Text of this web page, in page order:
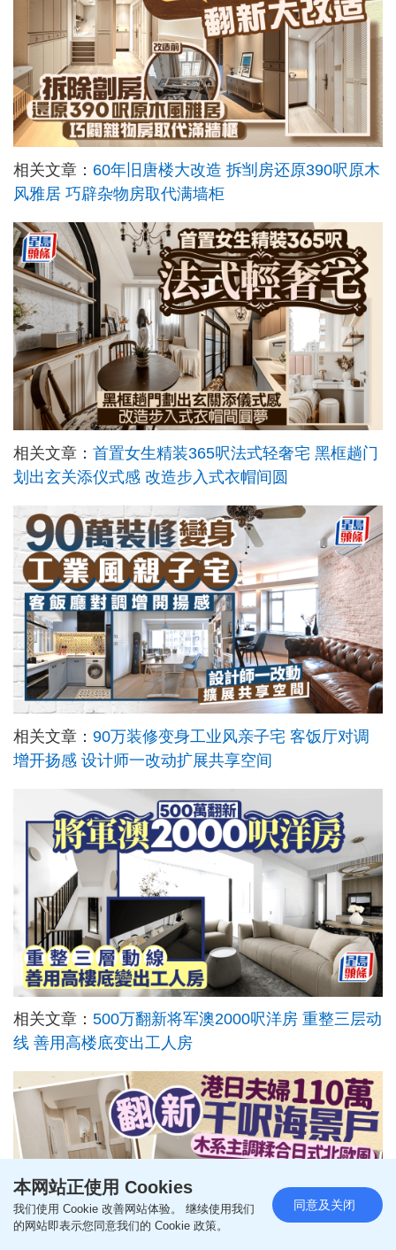
相关文章： 60年旧唐楼大改造 拆㓥房还原390呎原木
风雅居 巧辟杂物房取代满墙柜
相关文章： 首置女生精装365呎法式轻奢宅 黑框趟门
划出玄关添仪式感 改造步入式衣帽间圆
相关文章： 90万装修变身工业风亲子宅 客饭厅对调
增开扬感 设计师一改动扩展共享空间
相关文章： 500万翻新将军澳2000呎洋房 重整三层动
线 善用高楼底变出工人房
本网站正使用 Cookies
我们使用 Cookie 改善网站体验。 继续使用我们
的网站即表示您同意我们的 Cookie 政策。
同意及关闭